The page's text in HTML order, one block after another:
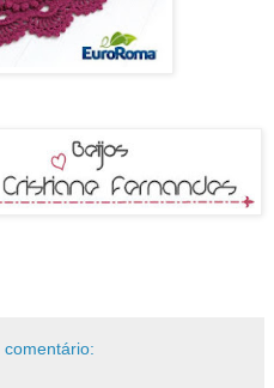
comentário: